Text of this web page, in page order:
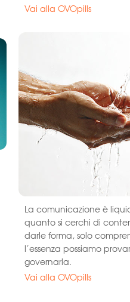
Vai alla OVOpills
La comunicazione è
quanto si cerchi di
darle forma, solo
l’essenza possiamo
governarla.
Vai alla OVOpills